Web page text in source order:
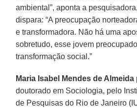
ambiental”, aponta a
dispara: “A preocupação
e transformadora. Não há uma
sobretudo, esse jovem
transformação social.”
Maria Isabel Mendes de Almeida
doutorado em Sociologia, pelo
de Pesquisas do Rio de Janeiro